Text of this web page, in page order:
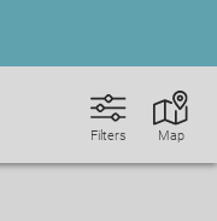
Map
Filters